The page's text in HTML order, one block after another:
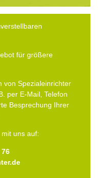
für größere
von Spezialeinrichter
per E-Mail, Telefon
Besprechung Ihrer
uns auf:
76